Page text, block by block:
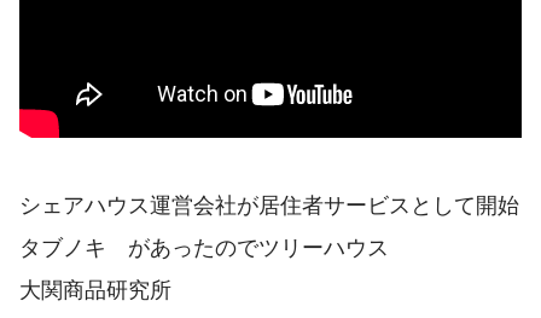
シェアハウス運営会社が居住者サービスとして開始
タブノキ があったのでツリーハウス
大関商品研究所